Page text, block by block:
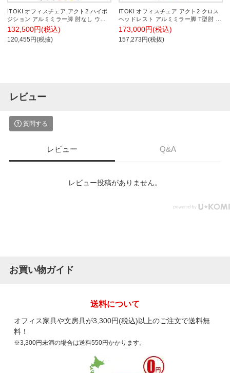
ITOKI オフィスチェア アクト2 ハイポ
ジション アルミミラー脚 肘なし ウレ
タンキャスター 事務椅子 デスクチェア
座:再生ポリエステル ZT
132,500円(税込)
120,455円(税抜)
ITOKI オフィスチェア アクト2 クロス
ヘッドレスト アルミミラー脚 T型肘 ラ
ンバーサポート ナイロンキャスター ハ
ンガー付き 再生ポリエステル ZD
173,000円(税込)
157,273円(税抜)
レビュー
質問する
レビュー Q&A
レビュー投稿がありません。
お買い物ガイド
送料について
オフィス家具や文房具が3,300円(税込)以上のご注文で送料無
料！
※3,300円未満の場合は送料550円かかります。